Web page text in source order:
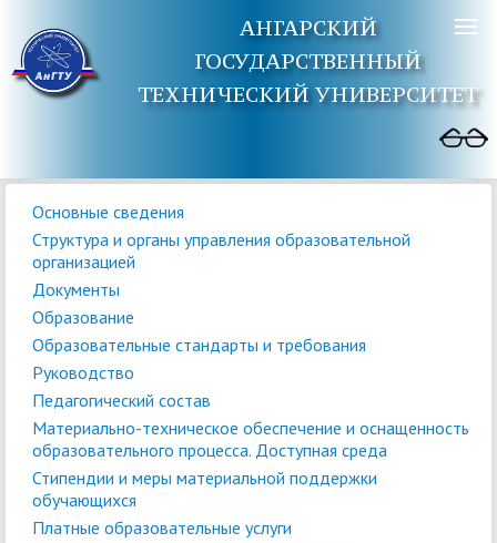
АНГАРСКИЙ
ГОСУДАРСТВЕННЫЙ
ТЕХНИЧЕСКИЙ УНИВЕРСИТЕТ
Основные сведения
Структура и органы управления образовательной
организацией
Документы
Образование
Образовательные стандарты и требования
Руководство
Педагогический состав
Материально-техническое обеспечение и оснащенность
образовательного процесса. Доступная среда
Стипендии и меры материальной поддержки
обучающихся
Платные образовательные услуги